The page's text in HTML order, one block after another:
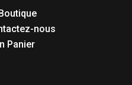
nous
Panier